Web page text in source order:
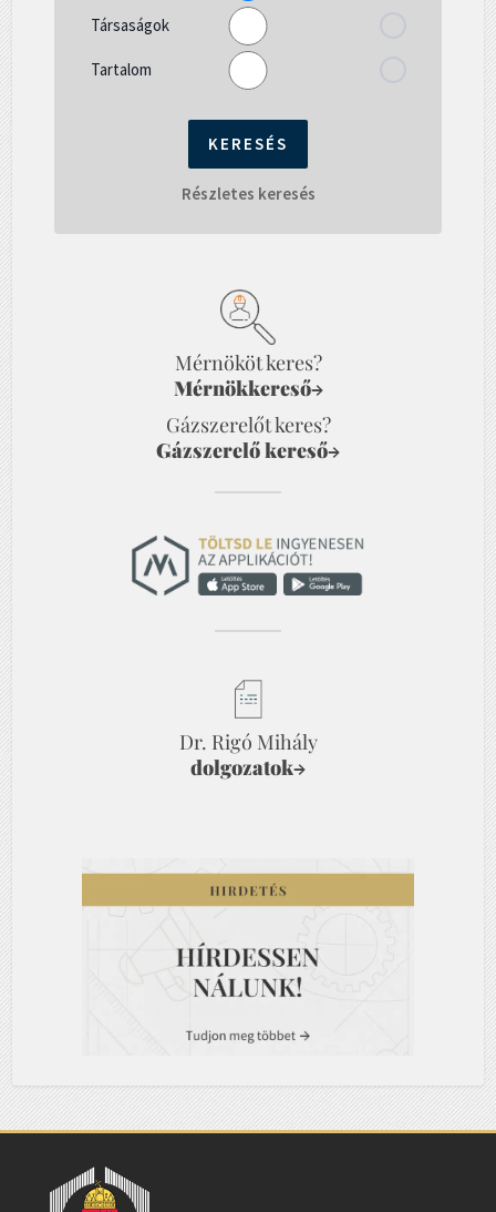
Társaságok
Tartalom
Részletes keresés
Mérnököt keres?
Mérnökkereső→
Gázszerelőt keres?
Gázszerelő kereső→
Dr. Rigó Mihály
dolgozatok→